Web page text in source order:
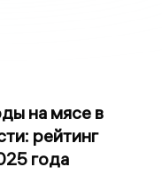
на мясе в
рейтинг
года